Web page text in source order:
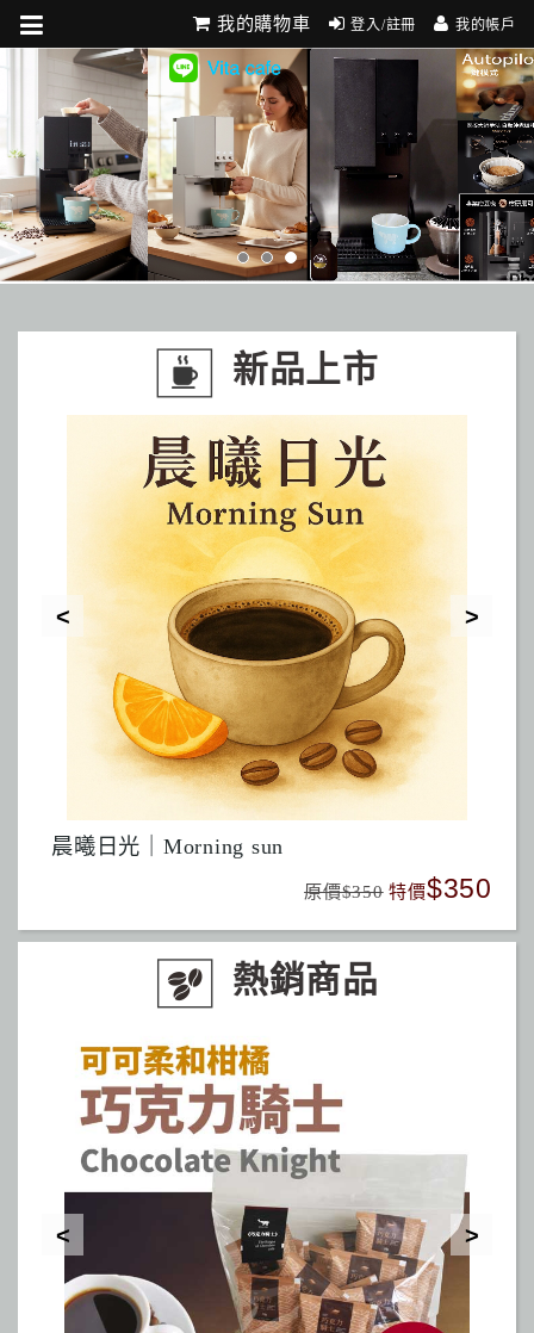
我的購物車 登入/註冊 我的帳戶
新品上市
晨曦日光｜Morning sun
原價$350 特價$350
熱銷商品